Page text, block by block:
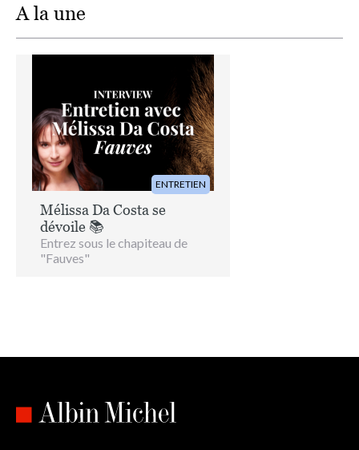
A la une
ENTRETIEN
Mélissa Da Costa se
dévoile 📚
Entrez sous le chapiteau de
"Fauves"